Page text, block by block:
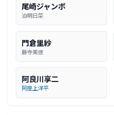
尾崎ジャンボ
泊明日菜
門倉里紗
藤寺美徳
阿良川享二
阿座上洋平